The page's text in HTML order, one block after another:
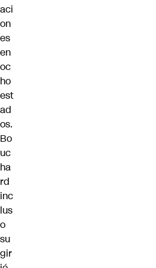
aci
on
es
en
oc
ho
est
ad
os.
Bo
uc
ha
rd
inc
lus
o
su
gir